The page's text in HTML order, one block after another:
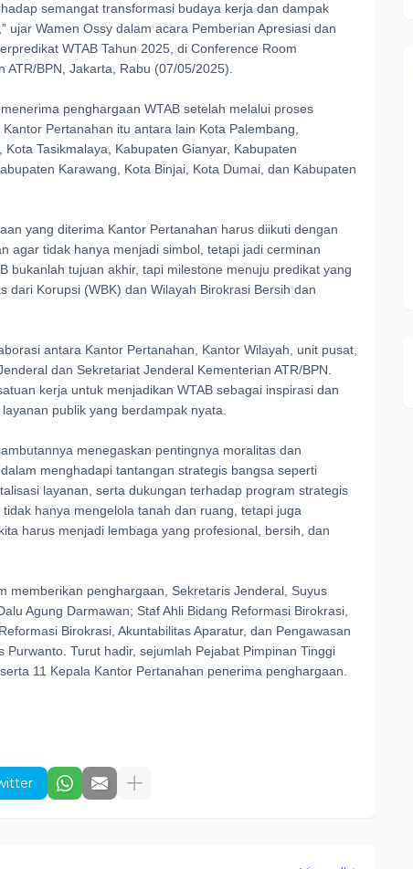
semangat transformasi budaya kerja dan dampak
ujar Wamen Ossy dalam acara Pemberian Apresiasi dan
WTAB Tahun 2025, di Conference Room
BPN, Jakarta, Rabu (07/05/2025).
penghargaan WTAB setelah melalui proses
Pertanahan itu antara lain Kota Palembang,
Tasikmalaya, Kabupaten Gianyar, Kabupaten
Karawang, Kota Binjai, Kota Dumai, dan Kabupaten
yang diterima Kantor Pertanahan harus diikuti dengan
agar tidak hanya menjadi simbol, tetapi jadi cerminan
bukanlah tujuan akhir, tapi milestone menuju predikat yang
dari Korupsi (WBK) dan Wilayah Birokrasi Bersih dan
antara Kantor Pertanahan, Kantor Wilayah, unit pusat,
dan Sekretariat Jenderal Kementerian ATR/BPN.
kerja untuk menjadikan WTAB sebagai inspirasi dan
publik yang berdampak nyata.
menegaskan pentingnya moralitas dan
menghadapi tantangan strategis bangsa seperti
layanan, serta dukungan terhadap program strategis
tidak hanya mengelola tanah dan ruang, tetapi juga
harus menjadi lembaga yang profesional, bersih, dan
memberikan penghargaan, Sekretaris Jenderal, Suyus
Agung Darmawan; Staf Ahli Bidang Reformasi Birokrasi,
Birokrasi, Akuntabilitas Aparatur, dan Pengawasan
Purwanto. Turut hadir, sejumlah Pejabat Pimpinan Tinggi
11 Kepala Kantor Pertanahan penerima penghargaan.